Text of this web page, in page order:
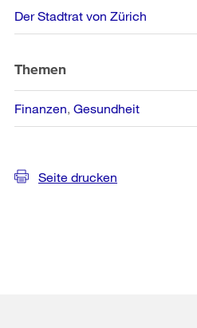
Weitere
Informationen
Der Stadtrat von Zürich
Themen
Finanzen Gesundheit
Seite drucken